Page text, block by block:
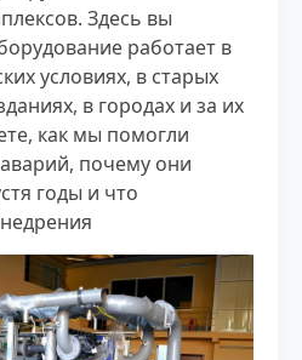
Здесь вы
работает в
условиях, в старых
в городах и за их
как мы помогли
почему они
годы и что